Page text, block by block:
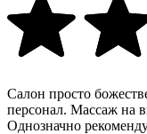
Салон просто
персонал. Массаж на
Однозначно